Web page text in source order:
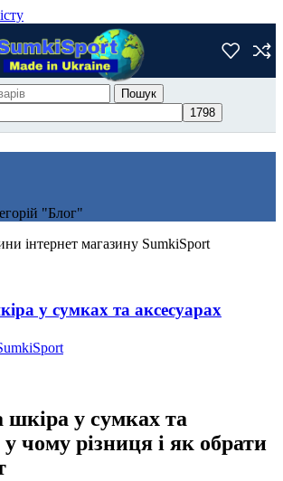
Пошук
"Блог"
інтернет магазину SumkiSport
у сумках та аксесуарах
шкіра у сумках та
чому різниця і як обрати